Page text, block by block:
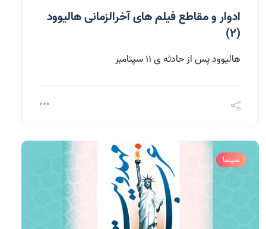
ادوار و مقاطع فیلم های آخرالزمانی هالیوود
(2)
هالیوود پس از حادثه ی 11 سپتامبر
سینما